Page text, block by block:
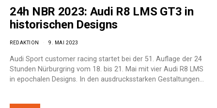
24h NBR 2023: Audi R8 LMS GT3 in
historischen Designs
REDAKTION 9. MAI 2023
Audi Sport customer racing startet bei der 51. Auflage der 24
Stunden Nürburgring vom 18. bis 21. Mai mit vier Audi R8 LMS
in epochalen Designs. In den ausdrucksstarken Gestaltungen…